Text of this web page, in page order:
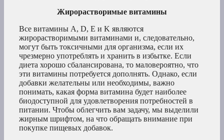
Жирорастворимые витамины
Все витамины A, D, E и K являются
жирорастворимыми витаминами и, следовательно,
могут быть токсичными для организма, если их
чрезмерно употреблять и хранить в избытке. Если
диета хорошо сбалансирована, то маловероятно, что
эти витамины потребуется дополнять. Однако, если
добавки желательны или необходимы, важно
понимать, какая форма витамина будет наиболее
биодоступной для удовлетворения потребностей в
питании. Чтобы облегчить вам задачу, мы выделили
жирным шрифтом, на что обращать внимание при
покупке пищевых добавок.